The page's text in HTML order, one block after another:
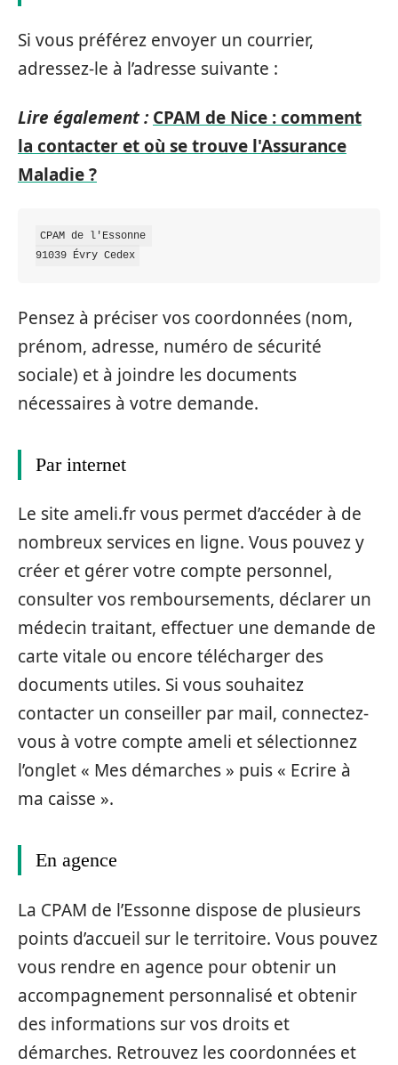
Si vous préférez envoyer un courrier,
adressez-le à l’adresse suivante :
Lire également : CPAM de Nice : comment
la contacter et où se trouve l'Assurance
Maladie ?
CPAM de l'Essonne
Pensez à préciser vos coordonnées (nom,
prénom, adresse, numéro de sécurité
sociale) et à joindre les documents
nécessaires à votre demande.
Par internet
Le site ameli.fr vous permet d’accéder à de
nombreux services en ligne. Vous pouvez y
créer et gérer votre compte personnel,
consulter vos remboursements, déclarer un
médecin traitant, effectuer une demande de
carte vitale ou encore télécharger des
documents utiles. Si vous souhaitez
contacter un conseiller par mail, connectez-
vous à votre compte ameli et sélectionnez
l’onglet « Mes démarches » puis « Ecrire à
ma caisse ».
En agence
La CPAM de l’Essonne dispose de plusieurs
points d’accueil sur le territoire. Vous pouvez
vous rendre en agence pour obtenir un
accompagnement personnalisé et obtenir
des informations sur vos droits et
démarches. Retrouvez les coordonnées et